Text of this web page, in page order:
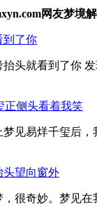
网友梦境
到了你
头就看到了你
正侧头看着我笑
见易烊千玺后
头望向窗外
很奇妙。梦见